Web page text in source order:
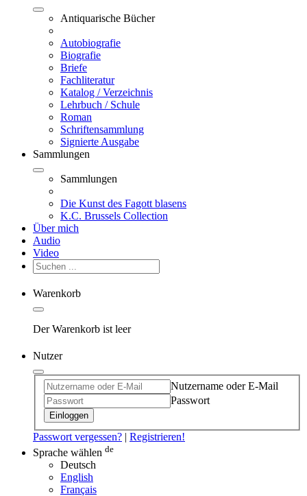
Antiquarische Bücher
Autobiografie
Biografie
Briefe
Fachliteratur
Katalog / Verzeichnis
Lehrbuch / Schule
Roman
Schriftensammlung
Signierte Ausgabe
Sammlungen
Sammlungen
Die Kunst des Fagott blasens
K.C. Brussels Collection
Über mich
Audio
Video
Warenkorb
Der Warenkorb ist leer
Nutzer
Nutzername oder E-Mail
Passwort
Einloggen
Passwort vergessen? | Registrieren!
Sprache wählen de
Deutsch
English
Français